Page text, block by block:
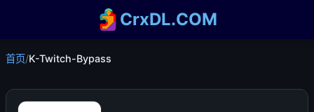
CrxDL.COM
首页/K-Twitch-Bypass